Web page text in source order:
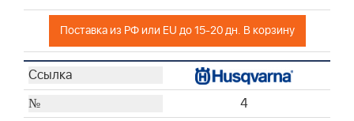
Поставка из РФ или EU до 15-20 дн. В корзину
4